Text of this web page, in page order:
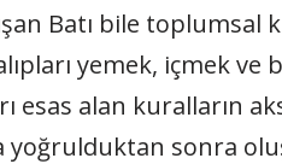
Batı bile toplumsal
yemek, içmek ve
esas alan kuralların
sonra